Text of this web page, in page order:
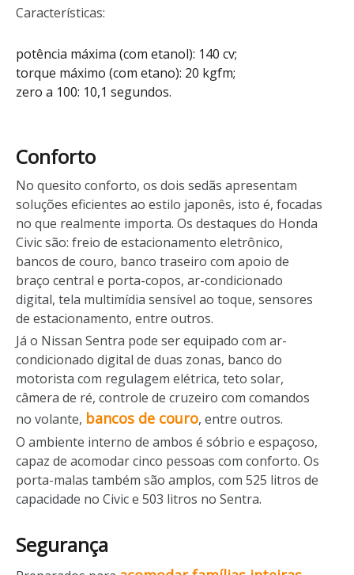
Características:
potência máxima (com etanol): 140 cv;
torque máximo (com etano): 20 kgfm;
zero a 100: 10,1 segundos.
Conforto
No quesito conforto, os dois sedãs apresentam
soluções eficientes ao estilo japonês, isto é, focadas
no que realmente importa. Os destaques do Honda
Civic são: freio de estacionamento eletrônico,
bancos de couro, banco traseiro com apoio de
braço central e porta-copos, ar-condicionado
digital, tela multimídia sensível ao toque, sensores
de estacionamento, entre outros.
Já o Nissan Sentra pode ser equipado com ar-
condicionado digital de duas zonas, banco do
motorista com regulagem elétrica, teto solar,
câmera de ré, controle de cruzeiro com comandos
no volante, bancos de couro, entre outros.
O ambiente interno de ambos é sóbrio e espaçoso,
capaz de acomodar cinco pessoas com conforto. Os
porta-malas também são amplos, com 525 litros de
capacidade no Civic e 503 litros no Sentra.
Segurança